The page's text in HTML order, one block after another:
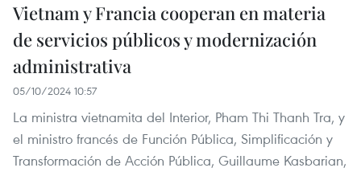
Vietnam y Francia cooperan en materia
de servicios públicos y modernización
administrativa
05/10/2024 10:57
La ministra vietnamita del Interior, Pham Thi Thanh Tra, y
el ministro francés de Función Pública, Simplificación y
Transformación de Acción Pública, Guillaume Kasbarian,